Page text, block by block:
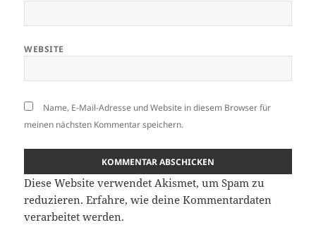
WEBSITE
Name, E-Mail-Adresse und Website in diesem Browser für
meinen nächsten Kommentar speichern.
Diese Website verwendet Akismet, um Spam zu
reduzieren.Erfahre, wie deine Kommentardaten
verarbeitet werden.